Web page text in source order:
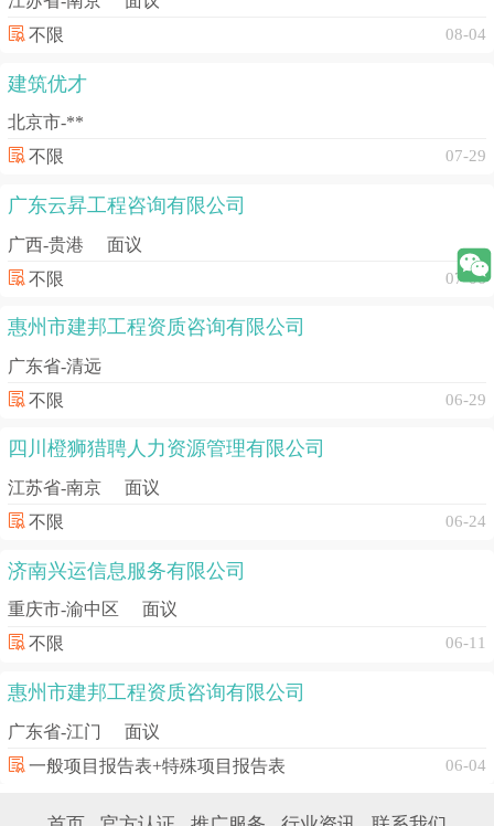
不限 08-04
建筑优才
北京市-**
不限 07-29
广东云昇工程咨询有限公司
广西-贵港 面议
不限 07-06
惠州市建邦工程资质咨询有限公司
广东省-清远
不限 06-29
四川橙狮猎聘人力资源管理有限公司
江苏省-南京 面议
不限 06-24
济南兴运信息服务有限公司
重庆市-渝中区 面议
不限 06-11
惠州市建邦工程资质咨询有限公司
广东省-江门 面议
一般项目报告表+特殊项目报告表 06-04